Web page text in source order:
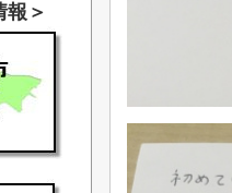
報＞